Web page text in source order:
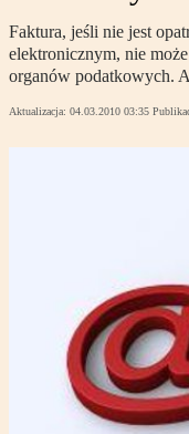
Faktura, jeśli nie jest
elektronicznym, nie
organów podatkowych.
Aktualizacja: 04.03.2010 03:35